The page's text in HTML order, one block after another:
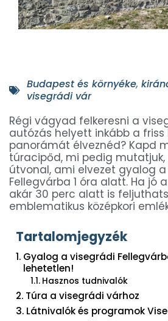
Budapest és környéke,
visegrádi vár
Régi vágyad felkeresni a
autózás helyett inkább a
panorámát élveznéd? Kapd
túracipőd, mi pedig mutatjuk,
útvonal, ami elvezet gyalog
Fellegvárba 1 óra alatt. Ha jó
akár 30 perc alatt is
emblematikus középkori
Tartalomjegyzék
Gyalog a visegrádi
lehetetlen!
Hasznos tudnivalók
Túra a visegrádi várhoz
Látnivalók és programok